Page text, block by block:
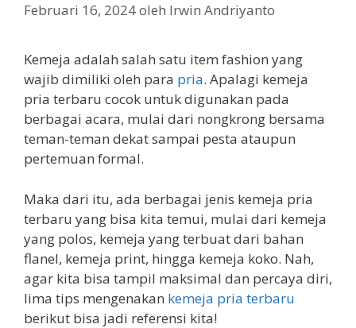
Februari 16, 2024oleh Irwin Andriyanto
Kemeja adalah salah satu item fashion yang
wajib dimiliki oleh para pria. Apalagi kemeja
pria terbaru cocok untuk digunakan pada
berbagai acara, mulai dari nongkrong bersama
teman-teman dekat sampai pesta ataupun
pertemuan formal.
Maka dari itu, ada berbagai jenis kemeja pria
terbaru yang bisa kita temui, mulai dari kemeja
yang polos, kemeja yang terbuat dari bahan
flanel, kemeja print, hingga kemeja koko. Nah,
agar kita bisa tampil maksimal dan percaya diri,
lima tips mengenakan kemeja pria terbaru
berikut bisa jadi referensi kita!